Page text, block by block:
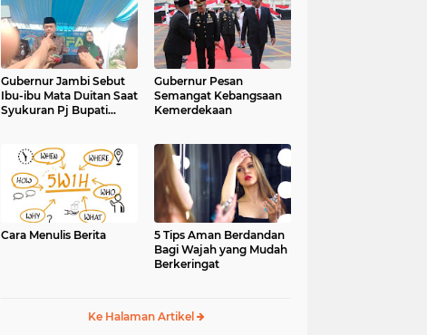
Gubernur Jambi Sebut
Ibu-ibu Mata Duitan Saat
Syukuran Pj Bupati
Gubernur Pesan
Semangat Kebangsaan
Kemerdekaan
Cara Menulis Berita
5 Tips Aman Berdandan
Bagi Wajah yang Mudah
Berkeringat
Ke Halaman Artikel